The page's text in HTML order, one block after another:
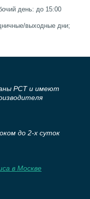
день: до 15:00
выходные дни;
РСТ и имеют
до 2-х суток
в Москве